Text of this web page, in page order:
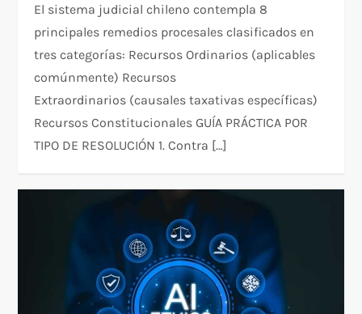
El sistema judicial chileno contempla 8
principales remedios procesales clasificados en
tres categorías:​ Recursos Ordinarios (aplicables
comúnmente) Recursos
Extraordinarios (causales taxativas específicas)
Recursos Constitucionales GUÍA PRÁCTICA POR
TIPO DE RESOLUCIÓN 1. Contra […]